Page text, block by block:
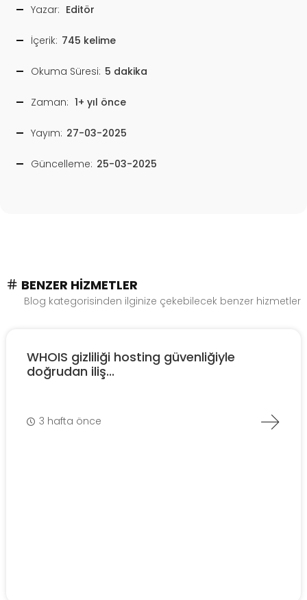
Yazar: Editör
İçerik: 745 kelime
Okuma Süresi: 5 dakika
Zaman: 1+ yıl önce
Yayım: 27-03-2025
Güncelleme: 25-03-2025
BENZER HIZMETLER
Blog kategorisinden ilginize çekebilecek benzer hizmetler
WHOIS gizliliği hosting güvenliğiyle
doğrudan iliş...
3 hafta önce